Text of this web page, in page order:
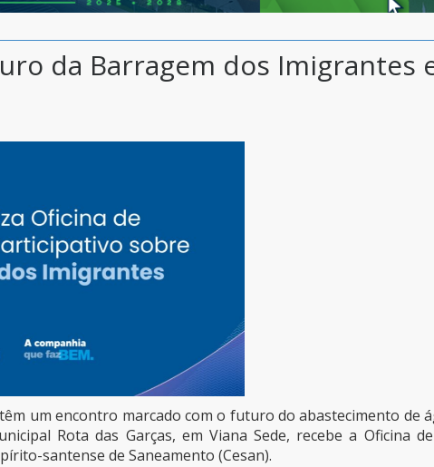
da Barragem dos Imigrantes
um encontro marcado com o futuro do abastecimento de
Rota das Garças, em Viana Sede, recebe a Oficina
santense de Saneamento (Cesan).